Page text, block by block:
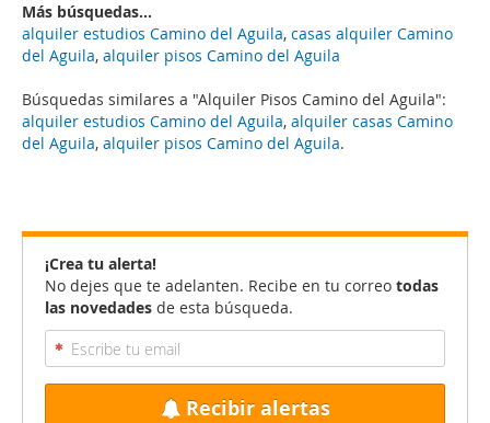
Búsquedas similares a "Alquiler Pisos Camino del Aguila":
alquiler estudios Camino del Aguila, alquiler casas Camino
del Aguila, alquiler pisos Camino del Aguila.
Más búsquedas...
alquiler estudios Camino del Aguila, casas alquiler Camino
del Aguila, alquiler pisos Camino del Aguila
¡Crea tu alerta!
No dejes que te adelanten. Recibe en tu correo todas
las novedades de esta búsqueda.
Recibir alertas